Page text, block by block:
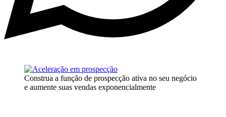
Construa a função de prospecção ativa no seu negócio
e aumente suas vendas exponencialmente